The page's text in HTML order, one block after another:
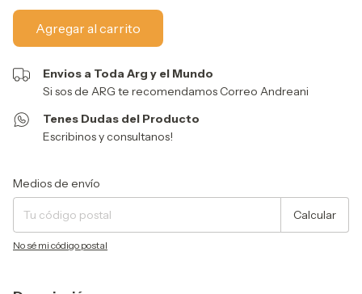
Envios a Toda Arg y el Mundo
Si sos de ARG te recomendamos Correo Andreani
Tenes Dudas del Producto
Escribinos y consultanos!
Entregas para el CP:
Medios de envío
Calcular
No sé mi código postal